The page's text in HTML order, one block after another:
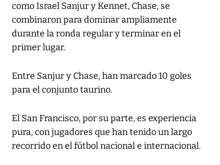
como Israel Sanjur y Kennet, Chase, se
combinaron para dominar ampliamente
durante la ronda regular y terminar en el
primer lugar.
Entre Sanjur y Chase, han marcado 10 goles
para el conjunto taurino.
El San Francisco, por su parte, es experiencia
pura, con jugadores que han tenido un largo
recorrido en el fútbol nacional e internacional.